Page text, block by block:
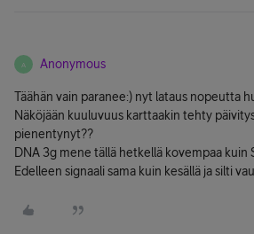
A Anonymous
Täähän vain paranee:) nyt lataus nopeutta
Näköjään kuuluvuus karttaakin tehty
pienentynyt??
DNA 3g mene tällä hetkellä kovempaa kuin
Edelleen signaali sama kuin kesällä ja silti